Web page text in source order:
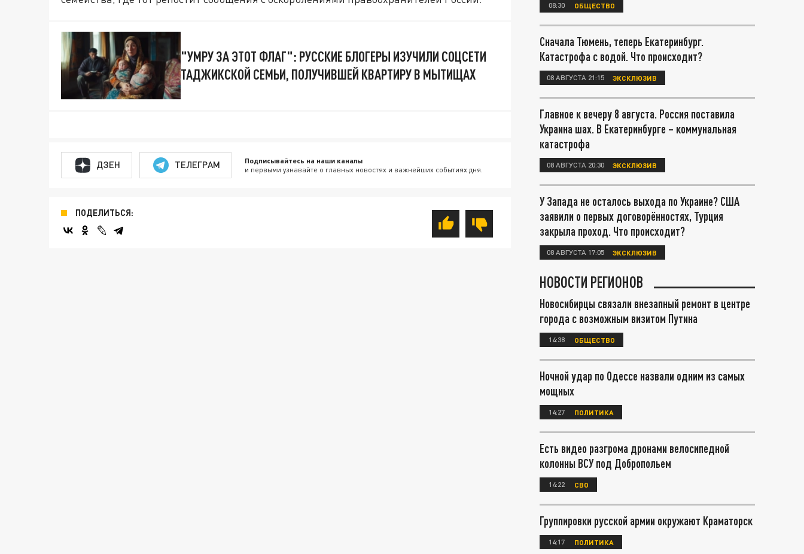
"УМРУ ЗА ЭТОТ ФЛАГ": РУССКИЕ БЛОГЕРЫ ИЗУЧИЛИ СОЦСЕТИ
ТАДЖИКСКОЙ СЕМЬИ, ПОЛУЧИВШЕЙ КВАРТИРУ В МЫТИЩАХ
ДЗЕН ТЕЛЕГРАМ Подписывайтесь на наши каналы
и первыми узнавайте о главных новостях и важнейших событиях дня.
ПОДЕЛИТЬСЯ:
08:30 ОБЩЕСТВО
Сначала Тюмень, теперь Екатеринбург.
Катастрофа с водой. Что происходит?
08 АВГУСТА 21:15 ЭКСКЛЮЗИВ
Главное к вечеру 8 августа. Россия поставила
Украина шах. В Екатеринбурге – коммунальная
катастрофа
08 АВГУСТА 20:30 ЭКСКЛЮЗИВ
У Запада не осталось выхода по Украине? США
заявили о первых договорённостях, Турция
закрыла проход. Что происходит?
08 АВГУСТА 17:05 ЭКСКЛЮЗИВ
НОВОСТИ РЕГИОНОВ
Новосибирцы связали внезапный ремонт в центре
города с возможным визитом Путина
14:38 ОБЩЕСТВО
Ночной удар по Одессе назвали одним из самых
мощных
14:27 ПОЛИТИКА
Есть видео разгрома дронами велосипедной
колонны ВСУ под Добропольем
14:22 СВО
Группировки русской армии окружают Краматорск
14:17 ПОЛИТИКА